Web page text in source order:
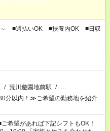
～ ■週払いOK ■扶養内OK ■日収
/ 荒川遊園地前駅 / …
分以内！≫ご希望の勤務地を紹介